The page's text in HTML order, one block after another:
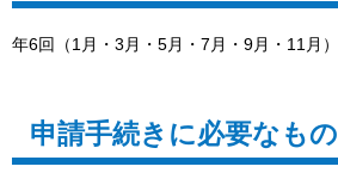
年6回（1月・3月・5月・7月・9月・11月）
申請手続きに必要なもの